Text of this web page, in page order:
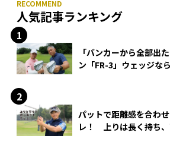
人気記事ランキング
「バンカーから全部出
ン「FR-3」ウェッジな
パットで距離感を合わ
レ！ 上りは長く持ち、